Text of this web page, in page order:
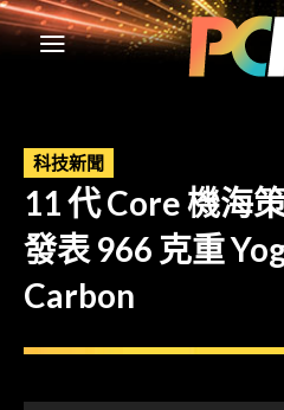
科技新聞
11 代 Core 機海
發表 966 克重
Carbon